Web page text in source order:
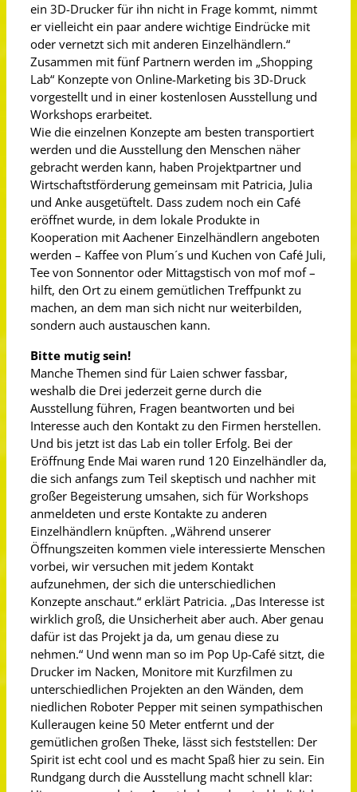
ein 3D-Drucker für ihn nicht in Frage kommt, nimmt
er vielleicht ein paar andere wichtige Eindrücke mit
oder vernetzt sich mit anderen Einzelhändlern.“
Zusammen mit fünf Partnern werden im „Shopping
Lab“ Konzepte von Online-Marketing bis 3D-Druck
vorgestellt und in einer kostenlosen Ausstellung und
Workshops erarbeitet.
Wie die einzelnen Konzepte am besten transportiert
werden und die Ausstellung den Menschen näher
gebracht werden kann, haben Projektpartner und
Wirtschaftstförderung gemeinsam mit Patricia, Julia
und Anke ausgetüftelt. Dass zudem noch ein Café
eröffnet wurde, in dem lokale Produkte in
Kooperation mit Aachener Einzelhändlern angeboten
werden – Kaffee von Plum´s und Kuchen von Café Juli,
Tee von Sonnentor oder Mittagstisch von mof mof –
hilft, den Ort zu einem gemütlichen Treffpunkt zu
machen, an dem man sich nicht nur weiterbilden,
sondern auch austauschen kann.
Bitte mutig sein!
Manche Themen sind für Laien schwer fassbar,
weshalb die Drei jederzeit gerne durch die
Ausstellung führen, Fragen beantworten und bei
Interesse auch den Kontakt zu den Firmen herstellen.
Und bis jetzt ist das Lab ein toller Erfolg. Bei der
Eröffnung Ende Mai waren rund 120 Einzelhändler da,
die sich anfangs zum Teil skeptisch und nachher mit
großer Begeisterung umsahen, sich für Workshops
anmeldeten und erste Kontakte zu anderen
Einzelhändlern knüpften. „Während unserer
Öffnungszeiten kommen viele interessierte Menschen
vorbei, wir versuchen mit jedem Kontakt
aufzunehmen, der sich die unterschiedlichen
Konzepte anschaut.“ erklärt Patricia. „Das Interesse ist
wirklich groß, die Unsicherheit aber auch. Aber genau
dafür ist das Projekt ja da, um genau diese zu
nehmen.“ Und wenn man so im Pop Up-Café sitzt, die
Drucker im Nacken, Monitore mit Kurzfilmen zu
unterschiedlichen Projekten an den Wänden, dem
niedlichen Roboter Pepper mit seinen sympathischen
Kulleraugen keine 50 Meter entfernt und der
gemütlichen großen Theke, lässt sich feststellen: Der
Spirit ist echt cool und es macht Spaß hier zu sein. Ein
Rundgang durch die Ausstellung macht schnell klar: